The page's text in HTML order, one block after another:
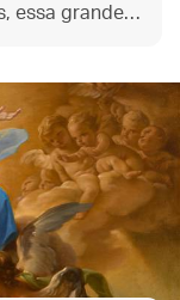
essa grande e